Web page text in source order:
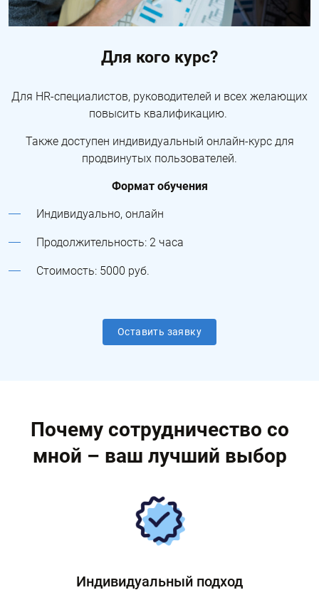
Для кого курс?
Для HR-специалистов, руководителей и всех желающих
повысить квалификацию.
Также доступен индивидуальный онлайн-курс для
продвинутых пользователей.
Формат обучения
Индивидуально, онлайн
Продолжительность: 2 часа
Стоимость: 5000 руб.
Оставить заявку
Почему сотрудничество со
мной – ваш лучший выбор
Индивидуальный подход